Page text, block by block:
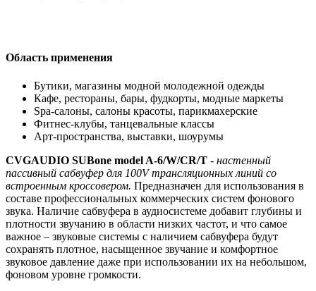
Область применения
Бутики, магазины модной молодежной одежды
Кафе, рестораны, бары, фудкорты, модные маркеты
Spa-салоны, салоны красоты, парикмахерские
Фитнес-клубы, танцевальные классы
Арт-пространства, выставки, шоурумы
CVGAUDIO SUBone model A-6/W/CR/T - настенный
пассивный сабвуфер для 100V трансляционных линий со
встроенным кроссовером. Предназначен для использования в
составе профессиональных коммерческих систем фонового
звука. Наличие сабвуфера в аудиосистеме добавит глубины и
плотности звучанию в области низких частот, и что самое
важное – звуковые системы с наличием сабвуфера будут
сохранять плотное, насыщенное звучание и комфортное
звуковое давление даже при использовании их на небольшом,
фоновом уровне громкости.